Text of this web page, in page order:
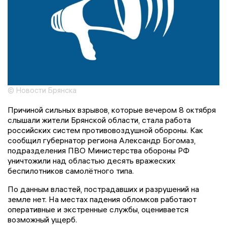
© Новости Брянска
Причиной сильных взрывов, которые вечером 8 октября
слышали жители Брянской области, стала работа
российских систем противовоздушной обороны. Как
сообщил губернатор региона Александр Богомаз,
подразделения ПВО Министерства обороны РФ
уничтожили над областью десять вражеских
беспилотников самолётного типа.
По данным властей, пострадавших и разрушений на
земле нет. На местах падения обломков работают
оперативные и экстренные службы, оценивается
возможный ущерб.